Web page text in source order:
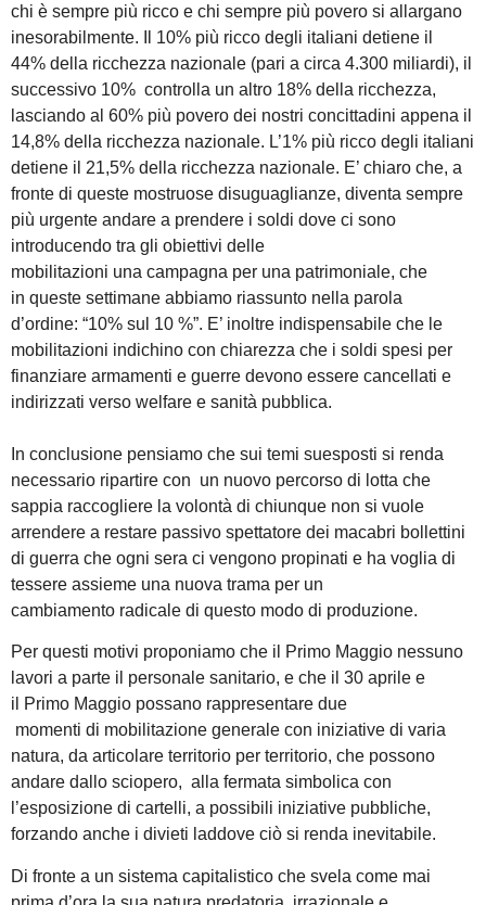
chi è sempre più ricco e chi sempre più povero si allargano
inesorabilmente. Il 10% più ricco degli italiani detiene il
44% della ricchezza nazionale (pari a circa 4.300 miliardi), il
successivo 10% controlla un altro 18% della ricchezza,
lasciando al 60% più povero dei nostri concittadini appena il
14,8% della ricchezza nazionale. L’1% più ricco degli italiani
detiene il 21,5% della ricchezza nazionale. E’ chiaro che, a
fronte di queste mostruose disuguaglianze, diventa sempre
più urgente andare a prendere i soldi dove ci sono
introducendo tra gli obiettivi delle
mobilitazioni una campagna per una patrimoniale, che
in queste settimane abbiamo riassunto nella parola
d’ordine: “10% sul 10 %”. E’ inoltre indispensabile che le
mobilitazioni indichino con chiarezza che i soldi spesi per
finanziare armamenti e guerre devono essere cancellati e
indirizzati verso welfare e sanità pubblica.
In conclusione pensiamo che sui temi suesposti si renda
necessario ripartire con un nuovo percorso di lotta che
sappia raccogliere la volontà di chiunque non si vuole
arrendere a restare passivo spettatore dei macabri bollettini
di guerra che ogni sera ci vengono propinati e ha voglia di
tessere assieme una nuova trama per un
cambiamento radicale di questo modo di produzione.
Per questi motivi proponiamo che il Primo Maggio nessuno
lavori a parte il personale sanitario, e che il 30 aprile e
il Primo Maggio possano rappresentare due
momenti di mobilitazione generale con iniziative di varia
natura, da articolare territorio per territorio, che possono
andare dallo sciopero, alla fermata simbolica con
l’esposizione di cartelli, a possibili iniziative pubbliche,
forzando anche i divieti laddove ciò si renda inevitabile.
Di fronte a un sistema capitalistico che svela come mai